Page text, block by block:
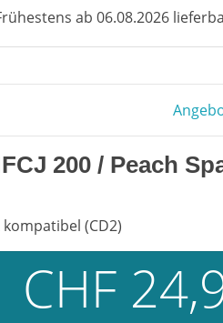
ab 06.08.2026
200 / Peach
kompatibel (CD2)
CHF